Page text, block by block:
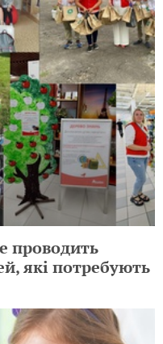
проводить
які потребують